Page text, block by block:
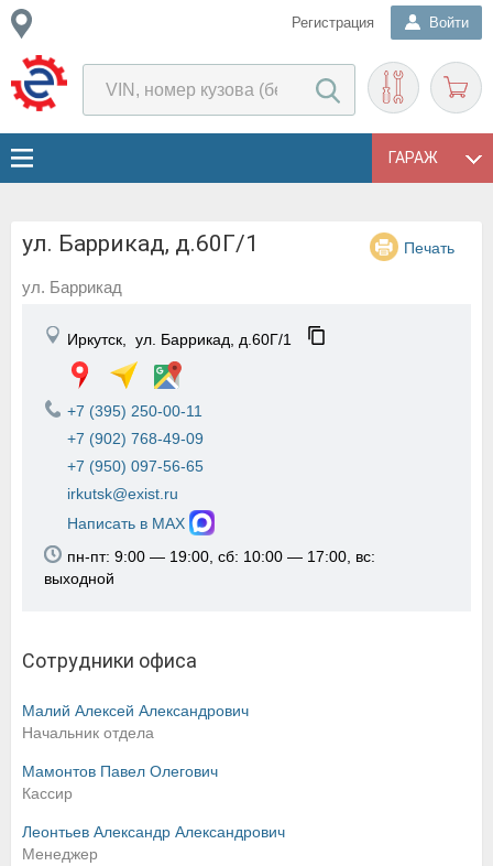
Регистрация Войти
ГАРАЖ
ул. Баррикад, д.60Г/1 Печать
ул. Баррикад
Иркутск, ул. Баррикад, д.60Г/1
+7 (395) 250-00-11
+7 (902) 768-49-09
+7 (950) 097-56-65
irkutsk@exist.ru
Написать в MAX
пн-пт: 9:00 — 19:00, сб: 10:00 — 17:00, вс:
выходной
Сотрудники офиса
Малий Алексей Александрович
Начальник отдела
Мамонтов Павел Олегович
Кассир
Леонтьев Александр Александрович
Менеджер